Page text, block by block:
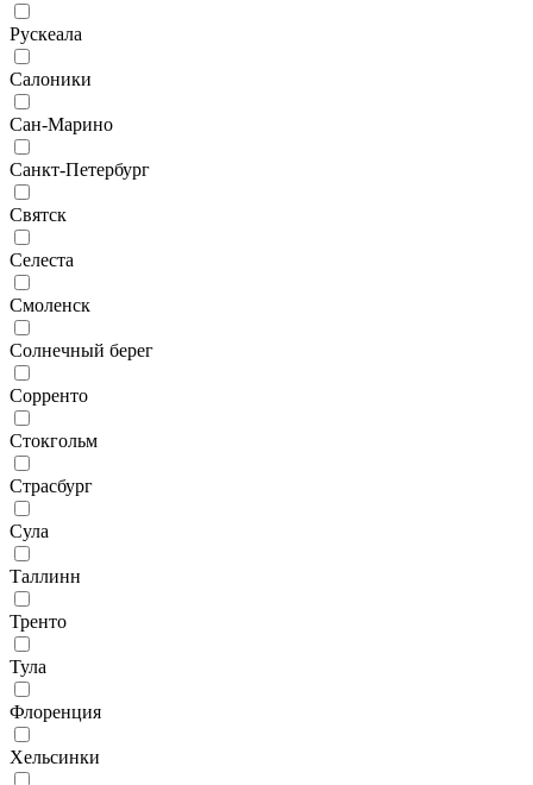
Рускеала
Салоники
Сан-Марино
Санкт-Петербург
Святск
Селеста
Смоленск
Солнечный берег
Сорренто
Стокгольм
Страсбург
Сула
Таллинн
Тренто
Тула
Флоренция
Хельсинки